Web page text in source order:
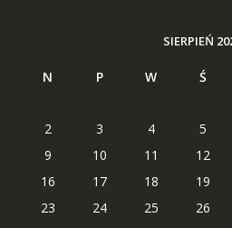
SIERPIEŃ
N P W Ś
2
3 4 5
9
10 11 12
16
17 18 19
23
24 25 26